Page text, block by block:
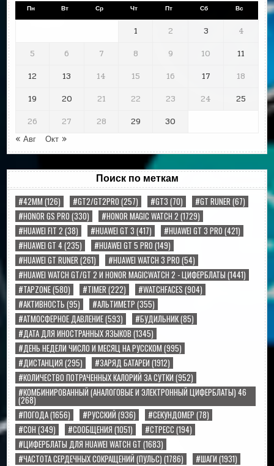
Пн Вт Ср Чт Пт Сб Вс
1 2 3
4
5
6 7 8 9 10
11
12
13 14 15 16 17
18
19
20 21 22 23 24
25
26
27 28 29
30
« Авг
Окт »
Поиск по меткам
#42MM (126) #GT2/GT2PRO (257) #GT3 (70) #GT RUNER (67)
#HONOR GS PRO (330) #HONOR MAGIC WATCH 2 (1729)
#HUAWEI FIT 2 (38) #HUAWEI GT 3 (417) #HUAWEI GT 3 PRO (421)
#HUAWEI GT 4(235) #HUAWEI GT 5 PRO (149)
#HUAWEI GT RUNER (261) #HUAWEI WATCH 3 PRO (54)
#HUAWEI WATCH GT/GT 2 И HONOR MAGICWATCH 2 - ЦИФЕРБЛАТЫ (1441)
#TAPZONE(580) #TIMER (222) #WATCHFACES (904)
#АКТИВНОСТЬ (95) #АЛЬТИМЕТР (355)
#АТМОСФЕРНОЕ ДАВЛЕНИЕ(593) #БУДИЛЬНИК(85)
#ДАТА ДЛЯ ИНОСТРАННЫХ ЯЗЫКОВ (1345)
#ДЕНЬ НЕДЕЛИ ЧИСЛО И МЕСЯЦ НА РУССКОМ (995)
#ДИСТАНЦИЯ (295) #ЗАРЯД БАТАРЕИ (1912)
#КОЛИЧЕСТВО ПОТРАЧЕННЫХ КАЛОРИЙ ЗА СУТКИ (952)
#КОМБИНИРОВАННЫЙ (АНАЛОГОВЫЕ И ЭЛЕКТРОННЫЙ ЦИФЕРБЛАТЫ) 46
(268)
#ПОГОДА(1656) #РУССКИЙ (936) #СЕКУНДОМЕР (78)
#СОН (349) #СООБЩЕНИЯ (1051) #СТРЕСС (194)
#ЦИФЕРБЛАТЫ ДЛЯ HUAWEI WATCH GT (1683)
#ЧАСТОТА СЕРДЕЧНЫХ СОКРАЩЕНИЙ (ПУЛЬС) (1786) #ШАГИ (1931)